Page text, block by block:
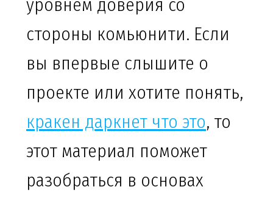
уровнем доверия со
стороны комьюнити. Если
вы впервые слышите о
проекте или хотите понять,
кракен даркнет что это, то
этот материал поможет
разобраться в основах